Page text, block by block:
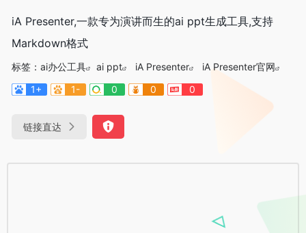
iA Presenter,一款专为演讲而生的ai ppt生成工具,支持
Markdown格式
标签： ai办公工具 ai ppt iA Presenter
iA Presenter官网
1+
1- 0 0 0
链接直达